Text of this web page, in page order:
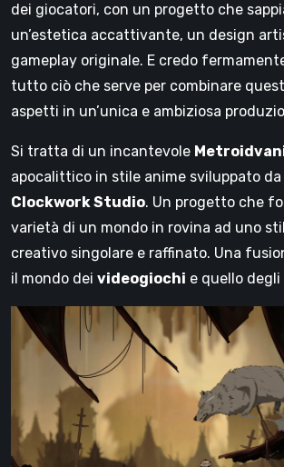
dei giocatori, con un progetto che
un’estetica accattivante, un design
gameplay originale. E credo
tutto ciò che serve per combinare
aspetti in un’unica e ambiziosa
Si tratta di un incantevole
apocalittico in stile anime sviluppato da
Clockwork Studio. Un progetto che
varietà di un mondo in rovina ad uno
creativo singolare e raffinato. Una
il mondo dei videogiochi e quello degli